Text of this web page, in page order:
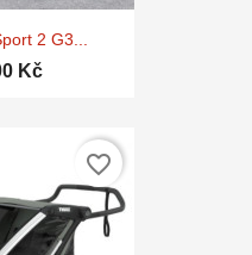
2 G3...
Kč
favorite_border